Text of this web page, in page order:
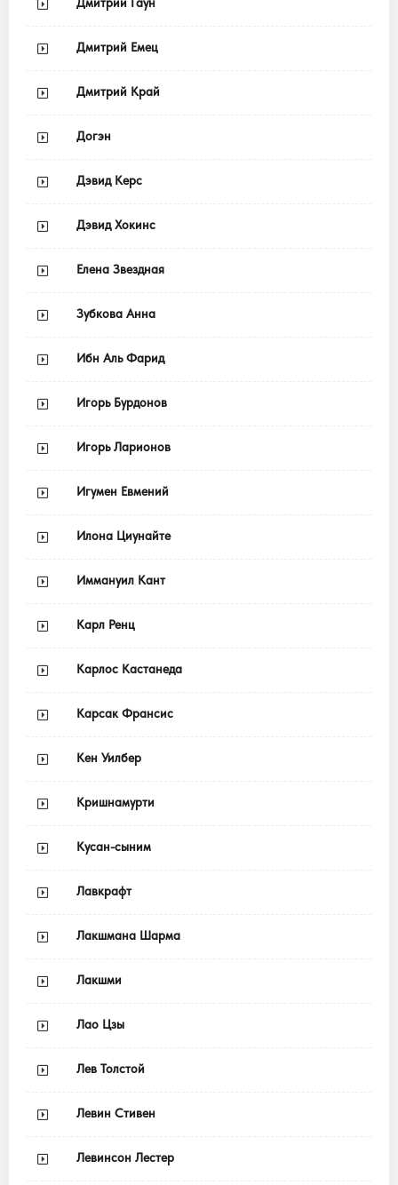
Дмитрий Емец
Дмитрий Край
Догэн
Дэвид Керс
Дэвид Хокинс
Елена Звездная
Зубкова Анна
Ибн Аль Фарид
Игорь Бурдонов
Игорь Ларионов
Игумен Евмений
Илона Циунайте
Иммануил Кант
Карл Ренц
Карлос Кастанеда
Карсак Франсис
Кен Уилбер
Кришнамурти
Кусан-сыним
Лавкрафт
Лакшмана Шарма
Лакшми
Лао Цзы
Лев Толстой
Левин Стивен
Левинсон Лестер